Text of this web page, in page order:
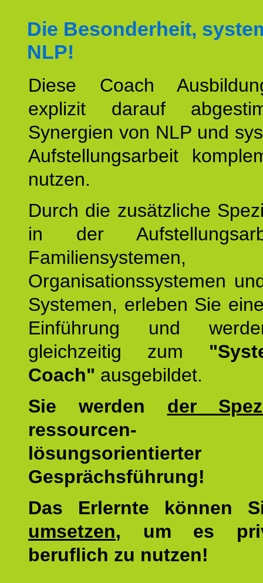
Die Besonderheit,
NLP!
Diese Coach
explizit darauf
Synergien von NLP und
Aufstellungsarbeit
nutzen.
Durch die zusätzliche
in der
Familiensystemen,
Organisationssystemen
Systemen, erleben Sie
Einführung und
gleichzeitig zum
Coach" ausgebildet.
Sie werden der
lösungsorientierter
Gesprächsführung!
Das Erlernte können
umsetzen, um es
beruflich zu nutzen!